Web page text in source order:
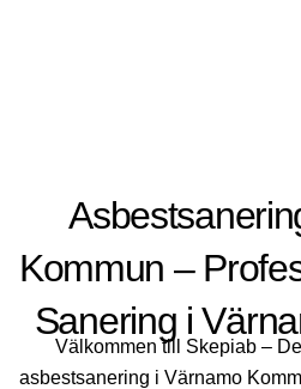
Kommun –
Sanering i
Välkommen till Skepiab –
asbestsanering i Värnamo